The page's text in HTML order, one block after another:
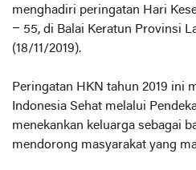
menghadiri peringatan Hari
– 55, di Balai Keratun Provinsi
(18/11/2019).
Peringatan HKN tahun 2019 ini
Indonesia Sehat melalui
menekankan keluarga sebagai
mendorong masyarakat yang